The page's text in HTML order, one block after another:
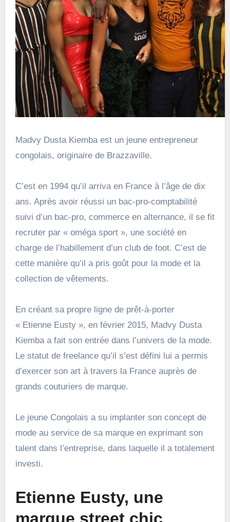
Madvy Dusta Kiemba est un jeune entrepreneur
congolais, originaire de Brazzaville.
C’est en 1994 qu’il arriva en France à l’âge de dix
ans. Après avoir réussi un bac-pro-comptabilité
suivi d’un bac-pro, commerce en alternance, il se fit
recruter par « oméga sport », une société en
charge de l’habillement d’un club de foot. C’est de
cette manière qu’il a pris goût pour la mode et la
collection de vêtements.
En créant sa propre ligne de prêt-à-porter
« Etienne Eusty », en février 2015, Madvy Dusta
Kiemba a fait son entrée dans l’univers de la mode.
Le statut de freelance qu’il s’est défini lui a permis
d’exercer son art à travers la France auprès de
grands couturiers de marque.
Le jeune Congolais a su implanter son concept de
mode au service de sa marque en exprimant son
talent dans l’entreprise, dans laquelle il a totalement
investi.
Etienne Eusty, une
marque street chic